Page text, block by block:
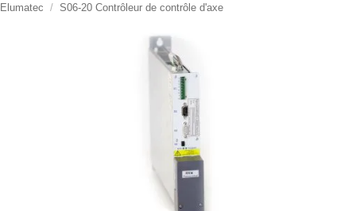
Elumatec / S06-20 Contrôleur de contrôle d'axe